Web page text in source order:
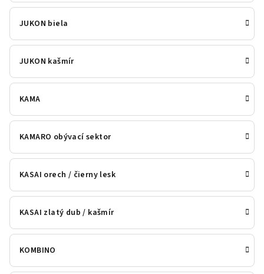
JUKON biela
JUKON kašmír
KAMA
KAMARO obývací sektor
KASAI orech / čierny lesk
KASAI zlatý dub / kašmír
KOMBINO